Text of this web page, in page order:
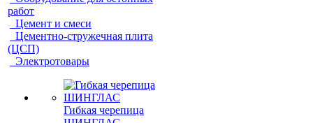
работ
Цемент и смеси
Цементно-стружечная плита
(ЦСП)
Электротовары
Гибкая черепица